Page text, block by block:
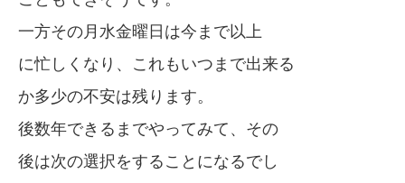
一方その月水金曜日は今まで以上
に忙しくなり、これもいつまで出来る
か多少の不安は残ります。
後数年できるまでやってみて、その
後は次の選択をすることになるでし